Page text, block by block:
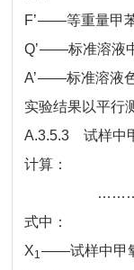
F’——等重量甲
Q’——标准溶液
A’——标准溶液色
实验结果以平行
A.3.5.3 试样中
计算：
式中：
X1 ——试样中甲